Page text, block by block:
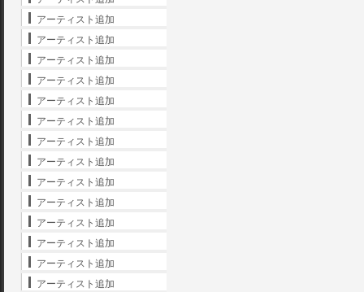
アーティスト追加
アーティスト追加
アーティスト追加
アーティスト追加
アーティスト追加
アーティスト追加
アーティスト追加
アーティスト追加
アーティスト追加
アーティスト追加
アーティスト追加
アーティスト追加
アーティスト追加
アーティスト追加